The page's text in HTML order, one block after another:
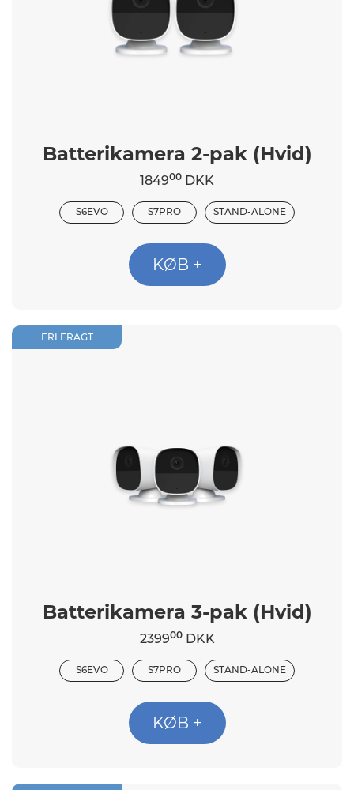
Batterikamera 2-pak (Hvid)
184900 DKK
S6EVO S7PRO STAND-ALONE
KØB +
FRI FRAGT
Batterikamera 3-pak (Hvid)
239900DKK
S6EVO S7PRO STAND-ALONE
KØB +